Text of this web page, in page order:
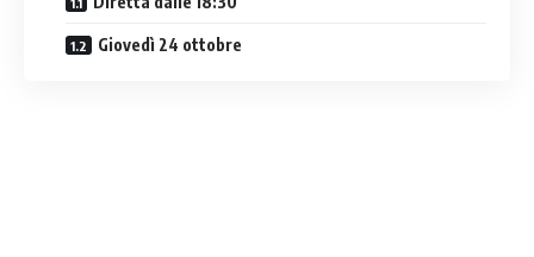
Giovedì 24 ottobre